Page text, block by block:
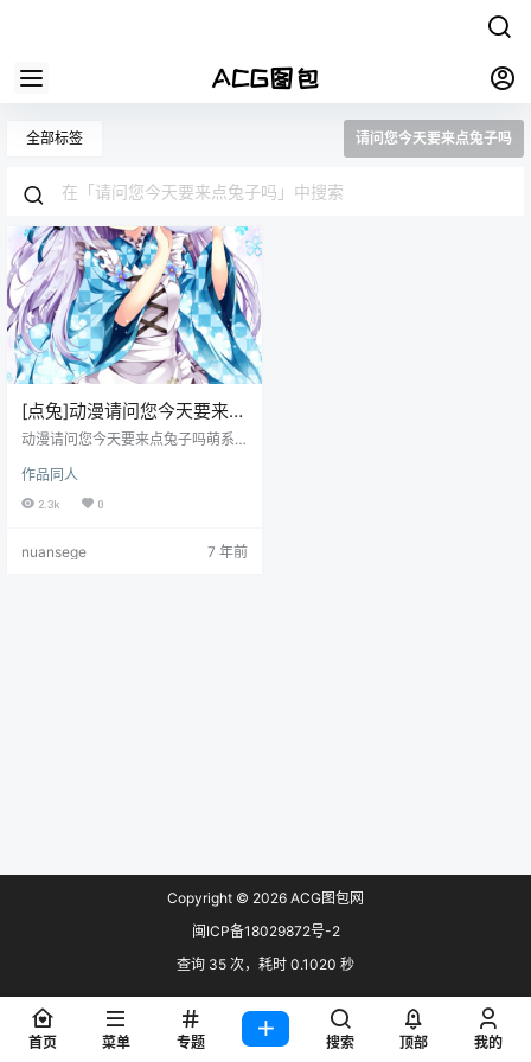
全部标签 请问您今天要来点兔子吗
[点兔]动漫请问您今天要来点
兔子吗萌系图包合集_持续更
动漫请问您今天要来点兔子吗萌系
戏原画插画壁纸CG线稿同人图包系
列
作品同人
2.3k 0
nuansege 7 年前
Copyright © 2026 ACG图包网
闽ICP备18029872号-2
查询 35 次，耗时 0.1020 秒
首页 菜单 专题 搜索 顶部 我的